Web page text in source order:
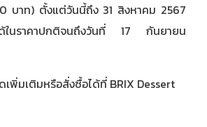
บาท) ตั้งแต่วันนี้ถึง 31 สิงหาคม 2567
ด้ในราคาปกติจนถึงวันที่ 17 กันยายน
เพิ่มเติมหรือสั่งซื้อได้ที่ BRIX Dessert